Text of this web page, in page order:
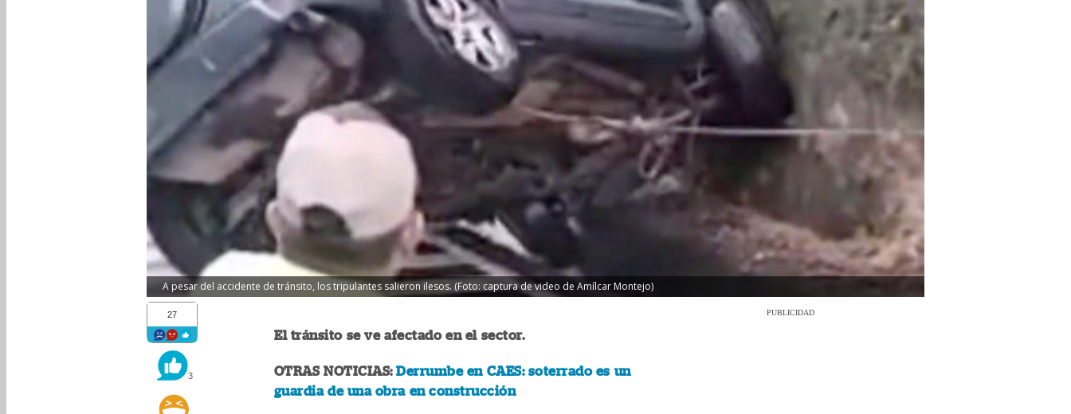
A pesar del accidente de tránsito, los tripulantes salieron ilesos. (Foto: captura de video de Amílcar Montejo)
27
3
El tránsito se ve afectado en el sector.
OTRAS NOTICIAS:Derrumbe en CAES: soterrado es un
guardia de una obra en construcción
PUBLICIDAD